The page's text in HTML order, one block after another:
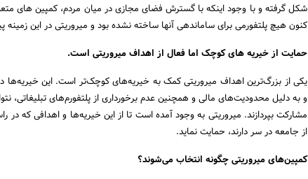
شکل گرفته و با وجود اینکه با گسترش فضای مجازی در میان مردم، کمپین های
کنون هیچ پلتفورمی برای ساماندهی آنها ساخته نشده بود و میروریتی در این
حمایت از خیریه های کوچک اما فعال از اهداف میروریتی است.
یکی از بزرگ‌ترین اهداف میروریتی کمک به خیریه‌های کوچک‌تر است. این خیریه‌ها
و به دلیل محدودیت‌های مالی و همچنین عدم برخورداری از پلتفورم‌های تبلیغاتی،
مشارکت بپردازند. میروریتی به وجود آمده است تا از این خیریه‌ها و اهدافی که
از جامعه در سر دارند، حمایت نماید.
کمپین‌های میروریتی چگونه انتخاب می‌شوند؟